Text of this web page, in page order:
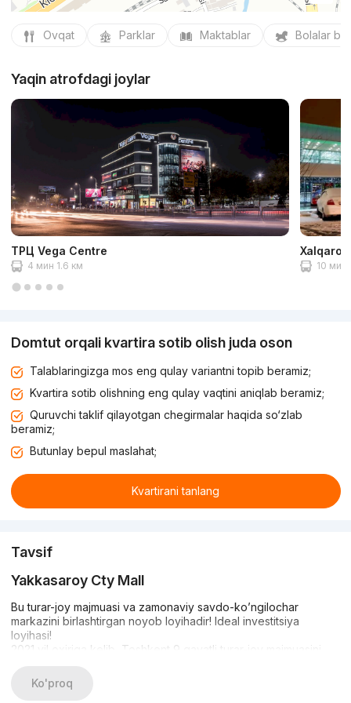
Ovqat Parklar Maktablar Bolalar
Yaqin atrofdagi joylar
ТРЦ Vega Centre
4 мин 1.6 км
Xalqaro
10 мин
Domtut orqali kvartira sotib olish juda oson
Talablaringizga mos eng qulay variantni topib beramiz;
Kvartira sotib olishning eng qulay vaqtini aniqlab beramiz;
Quruvchi taklif qilayotgan chegirmalar haqida so‘zlab
beramiz;
Butunlay bepul maslahat;
Kvartirani tanlang
Tavsif
Yakkasaroy Cty Mall
Bu turar-joy majmuasi va zamonaviy savdo-ko’ngilochar
markazini birlashtirgan noyob loyihadir! Ideal investitsiya
loyihasi!
2021 yil oxiriga kelib, Toshkent 9 qavatli turar-joy majmuasini
7 kirish joyi, 300 dan ortiq kvartira, ulkan zallar, juda qulay joy,
favvora va o’yin maydonchalari bo’lgan ichki yashil
Ko'proq